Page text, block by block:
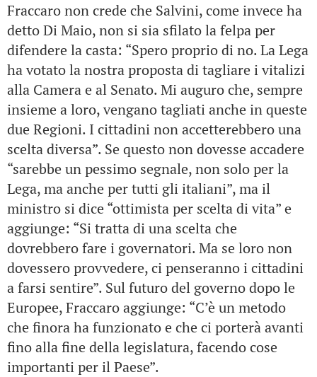
Fraccaro non crede che Salvini, come invece ha
detto Di Maio, non si sia sfilato la felpa per
difendere la casta: “Spero proprio di no. La Lega
ha votato la nostra proposta di tagliare i vitalizi
alla Camera e al Senato. Mi auguro che, sempre
insieme a loro, vengano tagliati anche in queste
due Regioni. I cittadini non accetterebbero una
scelta diversa”. Se questo non dovesse accadere
“sarebbe un pessimo segnale, non solo per la
Lega, ma anche per tutti gli italiani”, ma il
ministro si dice “ottimista per scelta di vita” e
aggiunge: “Si tratta di una scelta che
dovrebbero fare i governatori. Ma se loro non
dovessero provvedere, ci penseranno i cittadini
a farsi sentire”. Sul futuro del governo dopo le
Europee, Fraccaro aggiunge: “C’è un metodo
che finora ha funzionato e che ci porterà avanti
fino alla fine della legislatura, facendo cose
importanti per il Paese”.